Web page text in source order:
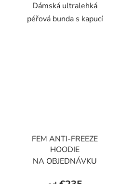
Dámská ultralehká
péřová bunda s kapucí
FEM ANTI-FREEZE
HOODIE
NA OBJEDNÁVKU